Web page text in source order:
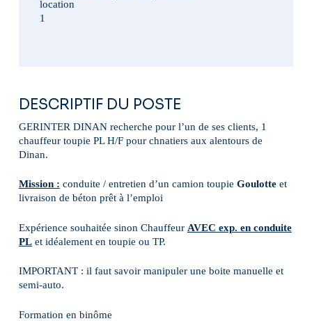
1
DESCRIPTIF DU POSTE
GERINTER DINAN recherche pour l’un de ses clients, 1
chauffeur toupie PL H/F pour chnatiers aux alentours de
Dinan.
Mission : conduite / entretien d’un camion toupie Goulotte et
livraison de béton prêt à l’emploi
Expérience souhaitée sinon Chauffeur AVEC exp. en conduite
PLet idéalement en toupie ou TP.
IMPORTANT : il faut savoir manipuler une boite manuelle et
semi-auto.
Formation en binôme